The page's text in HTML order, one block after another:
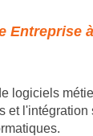
Entreprise